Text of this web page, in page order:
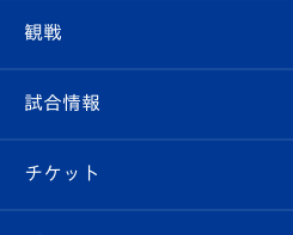
クラブ
試合情報
クラブ概要
エンブレム紹介
観戦
観戦ルール
はじめての観戦ガイド
試合情報
試合日程/結果
チケット